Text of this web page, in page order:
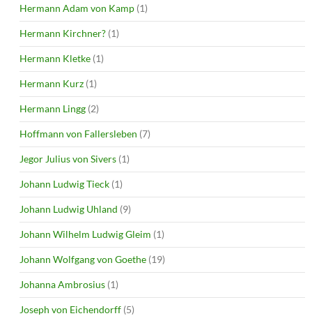
Hermann Adam von Kamp (1)
Hermann Kirchner? (1)
Hermann Kletke (1)
Hermann Kurz (1)
Hermann Lingg (2)
Hoffmann von Fallersleben (7)
Jegor Julius von Sivers (1)
Johann Ludwig Tieck (1)
Johann Ludwig Uhland (9)
Johann Wilhelm Ludwig Gleim (1)
Johann Wolfgang von Goethe (19)
Johanna Ambrosius (1)
Joseph von Eichendorff (5)